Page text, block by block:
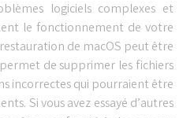
logiciels complexes et
le fonctionnement de votre
de macOS peut être
de supprimer les fichiers
incorrectes qui pourraient être
Si vous avez essayé d’autres